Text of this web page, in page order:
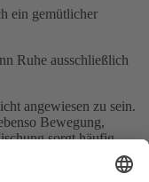
ein gemütlicher
Ruhe ausschließlich
angewiesen zu sein.
Bewegung,
sorgt häufig